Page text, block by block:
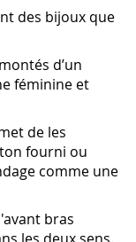
des bijoux que
d’un
féminine et
de les
fourni ou
comme une
bras